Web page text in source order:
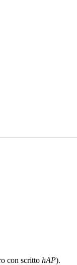
con scritto hAP).